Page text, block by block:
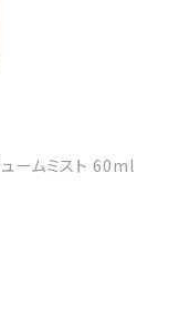
ームミスト 60ml